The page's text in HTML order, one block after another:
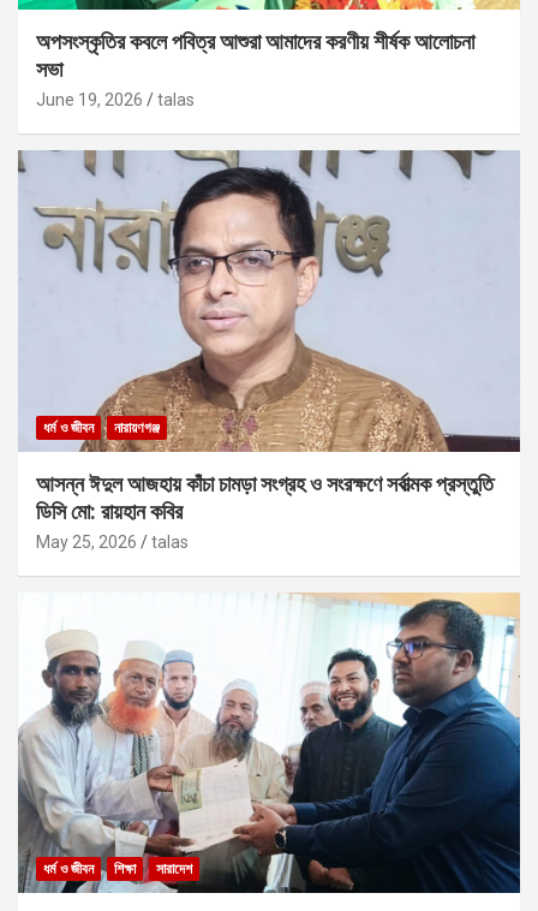
অপসংস্কৃতির কবলে পবিত্র আশুরা আমাদের করণীয় শীর্ষক আলোচনা
সভা
June 19, 2026 talas
ধর্ম ও জীবন নারায়ণগঞ্জ
আসন্ন ঈদুল আজহায় কাঁচা চামড়া সংগ্রহ ও সংরক্ষণে সর্বাত্মক প্রস্তুতি
ডিসি মো: রায়হান কবির
May 25, 2026 talas
ধর্ম ও জীবন শিক্ষা সারাদেশ